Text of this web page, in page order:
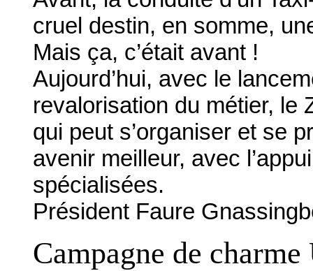
cruel destin, en somme,
Mais ça, c’était avant !
Aujourd’hui, avec le
revalorisation du métier, le
qui peut s’organiser et se
avenir meilleur, avec
spécialisées.
Président Faure
Campagne de